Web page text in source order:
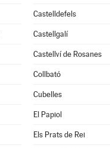
Castelldefels
Castellgalí
Castellví de Rosanes
Collbató
Cubelles
El Papiol
Els Prats de Rei